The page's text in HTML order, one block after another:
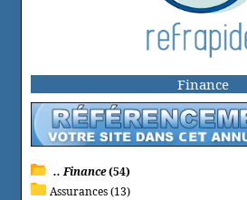
Finance
.. Finance(54)
Assurances (13)